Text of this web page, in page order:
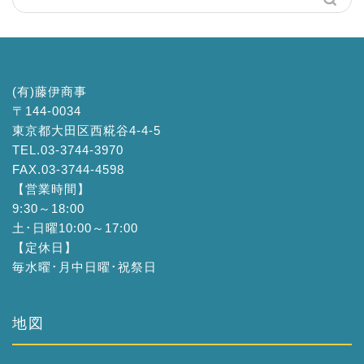
(有)藤伊商事
〒144-0034
東京都大田区西糀谷4-4-5
TEL.03-3744-3970
FAX.03-3744-4598
【営業時間】
9:30～18:00
土･日曜10:00～17:00
【定休日】
毎水曜･月中日曜･祝祭日
地図